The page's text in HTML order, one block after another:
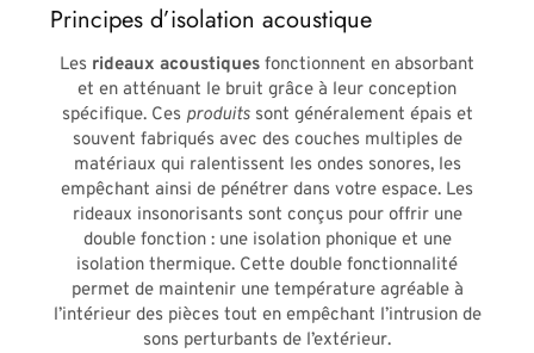
Principes d’isolation acoustique
Les rideaux acoustiques fonctionnent en absorbant
et en atténuant le bruit grâce à leur conception
spécifique. Ces produitssont généralement épais et
souvent fabriqués avec des couches multiples de
matériaux qui ralentissent les ondes sonores, les
empêchant ainsi de pénétrer dans votre espace. Les
rideaux insonorisants sont conçus pour offrir une
double fonction : une isolation phonique et une
isolation thermique. Cette double fonctionnalité
permet de maintenir une température agréable à
l’intérieur des pièces tout en empêchant l’intrusion de
sons perturbants de l’extérieur.